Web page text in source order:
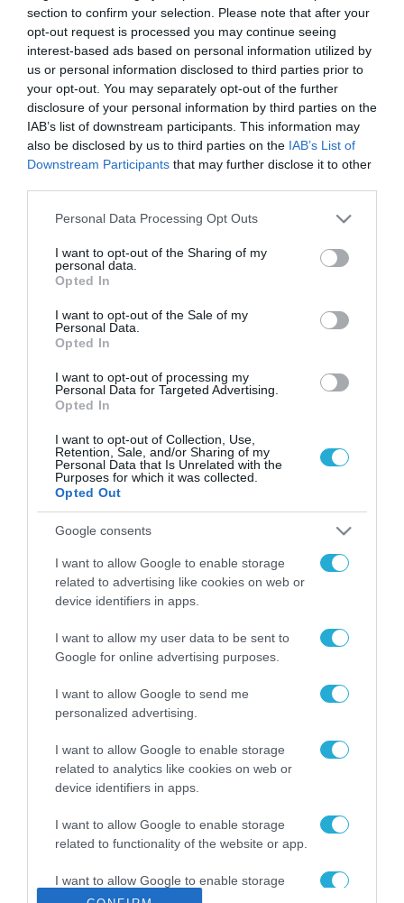
section to confirm your selection. Please note that after your
opt-out request is processed you may continue seeing
interest-based ads based on personal information utilized by
us or personal information disclosed to third parties prior to
your opt-out. You may separately opt-out of the further
disclosure of your personal information by third parties on the
IAB’s list of downstream participants. This information may
also be disclosed by us to third parties on the IAB’s List of
Downstream Participants that may further disclose it to other
Please note that this website/app uses one or more Google
not limited to your visit or usage behaviour. You may click to
grant or deny consent to Google and its third-party tags to
use your data for below specified purposes in below Google
consent section.
Personal Data Processing Opt Outs
I want to opt-out of the Sharing of my
personal data.
Opted In
I want to opt-out of the Sale of my
Personal Data.
Opted In
I want to opt-out of processing my
Personal Data for Targeted Advertising.
Opted In
I want to opt-out of Collection, Use,
Retention, Sale, and/or Sharing of my
Personal Data that Is Unrelated with the
Purposes for which it was collected.
Opted Out
Google consents
I want to allow Google to enable storage
related to advertising like cookies on web or
device identifiers in apps.
I want to allow my user data to be sent to
Google for online advertising purposes.
I want to allow Google to send me
personalized advertising.
I want to allow Google to enable storage
related to analytics like cookies on web or
device identifiers in apps.
I want to allow Google to enable storage
related to functionality of the website or app.
I want to allow Google to enable storage
related to personalization.
ΡΟΗ ΕΙΔΗΣΕΩΝ
Το χρηματοδοτούμενο
από την ΕΕ έργο “The
Gaming Police”
ενισχύει την ασφάλεια
των παιδιών στο
διαδίκτυο
31.07.2026
ΑΑΔΕ: Διευκρινίσεις
για τα πρόστιμα σε
αφορούν τους ΦΗΜ
Σ. Καλαφάτης: «Η
Τεχνητή Νοημοσύνη
δεν είναι απλώς μια
μια νέα βιομηχανική
επανάσταση»
Νέος οδηγός του ΕΚΤ
των ελληνικών